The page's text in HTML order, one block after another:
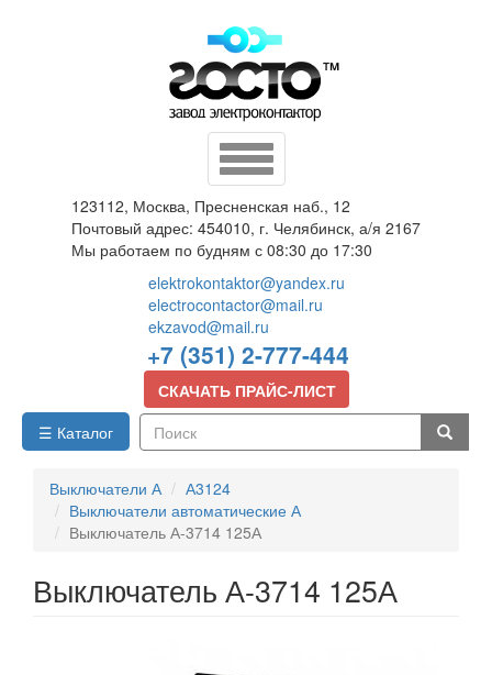
Toggle
navigation
123112, Москва, Пресненская наб., 12
Почтовый адрес: 454010, г. Челябинск, а/я 2167
Мы работаем по будням с 08:30 до 17:30
elektrokontaktor@yandex.ru
electrocontactor@mail.ru
ekzavod@mail.ru
+7 (351) 2-777-444
СКАЧАТЬ ПРАЙС-ЛИСТ
☰ Каталог
Выключатели А
А3124
Выключатели автоматические А
Выключатель А-3714 125А
Выключатель А-3714 125А